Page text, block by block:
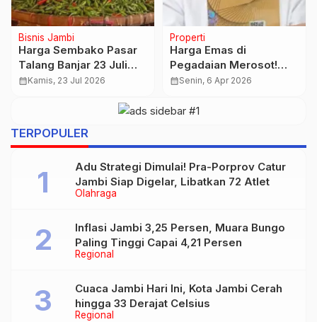
Internasional
Uzbekistan Resmi
Gabung Bank BRICS,
Siapkan Proyek Jumbo
calendar_monthJumat, 22 Mei 2026
Nasional
PPATK Bongkar Modus
Kredit Fiktif: Libatkan
Orang Dalam hingga
Negeri
calendar_monthKamis, 23 Apr 2026
TERPOPULER
Olahraga
Adu Strategi Dimulai! Pra-Porprov Catur
Jambi Siap Digelar, Libatkan 72 Atlet
Regional
Inflasi Jambi 3,25 Persen, Muara Bungo
Paling Tinggi Capai 4,21 Persen
Regional
Cuaca Jambi Hari Ini, Kota Jambi Cerah
hingga 33 Derajat Celsius